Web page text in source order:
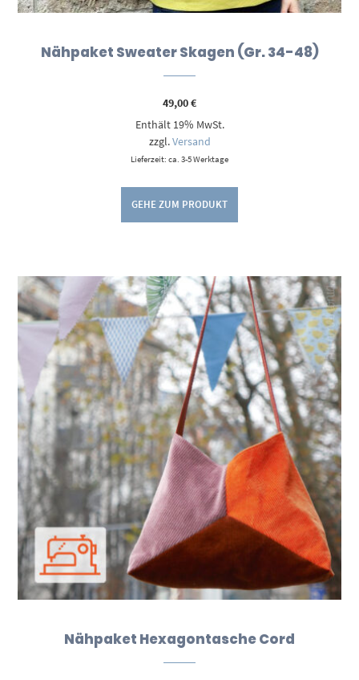
Nähpaket Sweater Skagen (Gr. 34-48)
49,00€
Enthält 19% MwSt.
zzgl.Versand
Lieferzeit: ca. 3-5 Werktage
GEHE ZUM PRODUKT
Nähpaket Hexagontasche Cord